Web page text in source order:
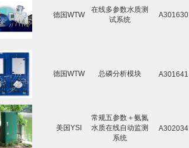
德国WTW
在线多参数水质测
试系统
A301630
德国WTW 总磷分析模块 A301641
美国YSI
常规五参数＋氨氮
水质在线自动监测
系统
A302034